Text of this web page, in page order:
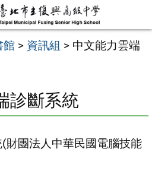
館 > 資訊組 > 中文能力雲端
診斷系統
財團法人中華民國電腦技能